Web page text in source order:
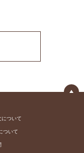
について
ついて